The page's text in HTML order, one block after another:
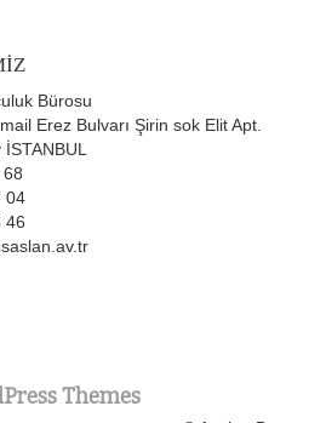
Bürosu
Erez Bulvarı Şirin sok Elit Apt.
İSTANBUL
04
46
Themes